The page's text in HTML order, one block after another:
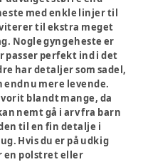
med enkle linjer til
til ekstra meget
Nogle gyngeheste er
passer perfekt ind i det
har detaljer som sadel,
mere levende.
blandt mange, da
nemt gå i arv fra barn
til en fin detalje i
Hvis du er på udkig
en polstret eller